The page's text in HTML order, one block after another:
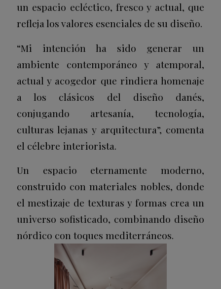
un espacio ecléctico, fresco y actual, que
refleja los valores esenciales de su diseño.
“Mi intención ha sido generar un
ambiente contemporáneo y atemporal,
actual y acogedor que rindiera homenaje
a los clásicos del diseño danés,
conjugando artesanía, tecnología,
culturas lejanas y arquitectura”, comenta
el célebre interiorista.
Un espacio eternamente moderno,
construido con materiales nobles, donde
el mestizaje de texturas y formas crea un
universo sofisticado, combinando diseño
nórdico con toques mediterráneos.